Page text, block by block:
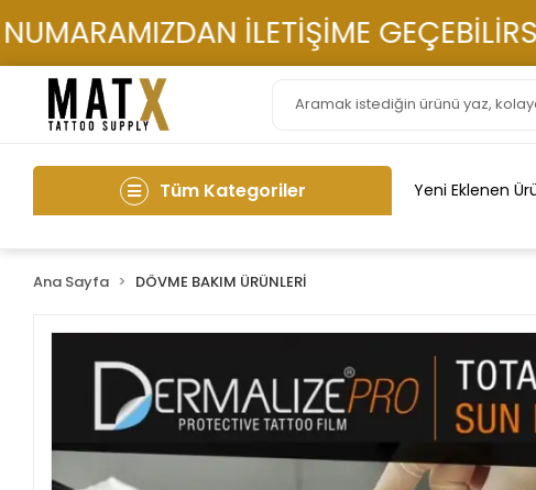
İLETİŞİME
Tüm Kategoriler Yeni Eklenen
Ana Sayfa DÖVME BAKIM ÜRÜNLERİ